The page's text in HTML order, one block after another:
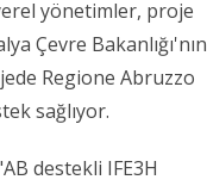
yönetimler, proje
Çevre Bakanlığı'nın
Regione Abruzzo
sağlıyor.
destekli IFE3H